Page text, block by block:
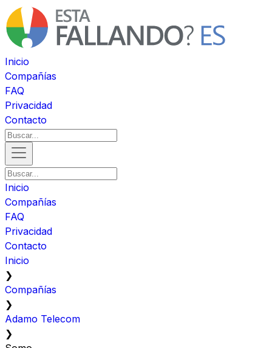
Inicio
Compañías
FAQ
Privacidad
Contacto
Inicio
Compañías
FAQ
Privacidad
Contacto
Inicio
❯
Compañías
❯
Adamo Telecom
❯